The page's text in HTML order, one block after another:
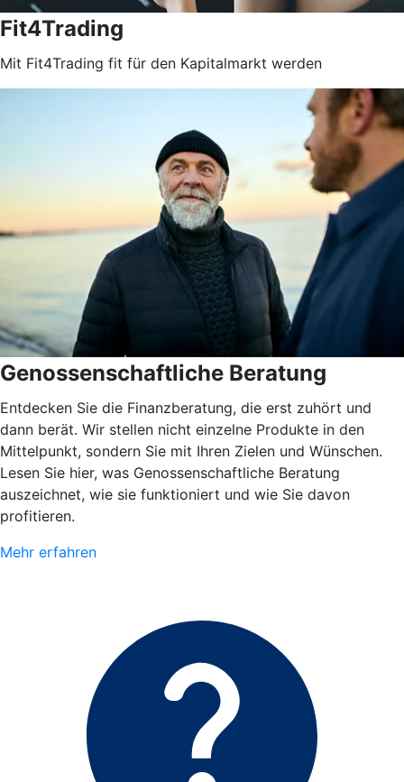
Fit4Trading
Mit Fit4Trading fit für den Kapitalmarkt werden
Genossenschaftliche Beratung
Entdecken Sie die Finanzberatung, die erst zuhört und
dann berät. Wir stellen nicht einzelne Produkte in den
Mittelpunkt, sondern Sie mit Ihren Zielen und Wünschen.
Lesen Sie hier, was Genossenschaftliche Beratung
auszeichnet, wie sie funktioniert und wie Sie davon
profitieren.
Mehr erfahren